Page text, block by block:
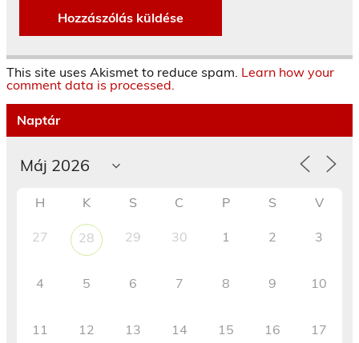
This site uses Akismet to reduce spam. Learn how your
comment data is processed.
Naptár
H K S C P S V
27 28 29 30 1 2 3
4 5 6 7 8 9 10
11 12 13 14 15 16 17